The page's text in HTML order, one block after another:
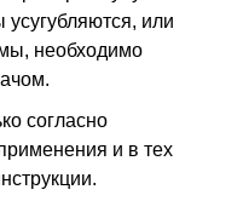
или
необходимо
согласно
и в тех